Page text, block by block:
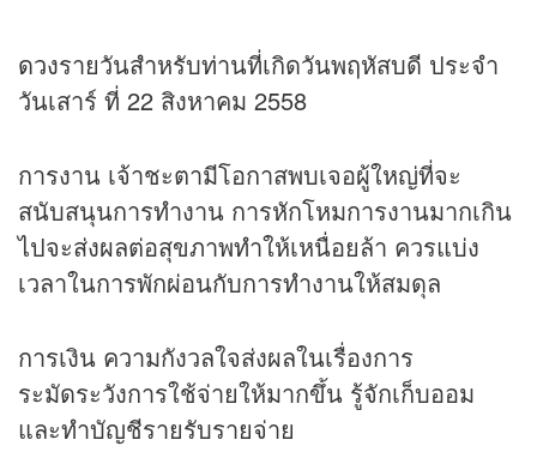
ดวงรายวันสำหรับท่านที่เกิดวันพฤหัสบดี ประจำ
วันเสาร์ ที่ 22 สิงหาคม 2558
การงาน เจ้าชะตามีโอกาสพบเจอผู้ใหญ่ที่จะ
สนับสนุนการทำงาน การหักโหมการงานมากเกิน
ไปจะส่งผลต่อสุขภาพทำให้เหนื่อยล้า ควรแบ่ง
เวลาในการพักผ่อนกับการทำงานให้สมดุล
การเงิน ความกังวลใจส่งผลในเรื่องการ
ระมัดระวังการใช้จ่ายให้มากขึ้น รู้จักเก็บออม
และทำบัญชีรายรับรายจ่าย